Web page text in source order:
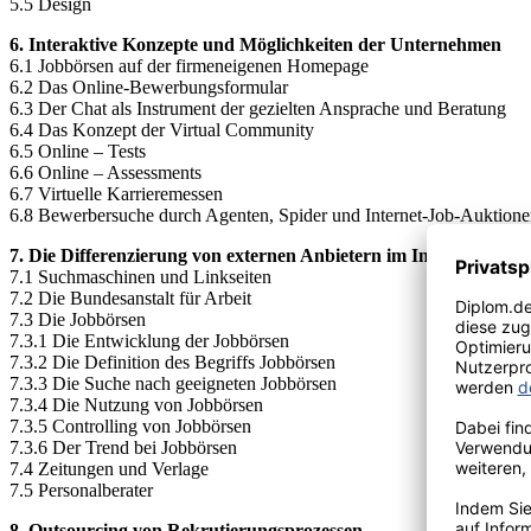
6. Interaktive Konzepte und Möglichkeiten der Unternehmen
6.1 Jobbörsen auf der firmeneigenen Homepage
6.2 Das Online-Bewerbungsformular
6.3 Der Chat als Instrument der gezielten Ansprache und Beratung
6.4 Das Konzept der Virtual Community
6.5 Online – Tests
6.6 Online – Assessments
6.7 Virtuelle Karrieremessen
6.8 Bewerbersuche durch Agenten, Spider und Internet-Job-
7. Die Differenzierung von externen Anbietern im Internet
7.1 Suchmaschinen und Linkseiten
7.2 Die Bundesanstalt für Arbeit
7.3 Die Jobbörsen
7.3.1 Die Entwicklung der Jobbörsen
7.3.2 Die Definition des Begriffs Jobbörsen
7.3.3 Die Suche nach geeigneten Jobbörsen
7.3.4 Die Nutzung von Jobbörsen
7.3.5 Controlling von Jobbörsen
7.3.6 Der Trend bei Jobbörsen
7.4 Zeitungen und Verlage
7.5 Personalberater